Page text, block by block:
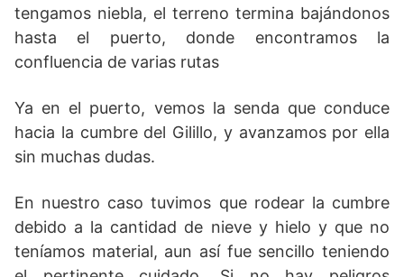
tengamos niebla, el terreno termina bajándonos
hasta el puerto, donde encontramos la
confluencia de varias rutas
Ya en el puerto, vemos la senda que conduce
hacia la cumbre del Gilillo, y avanzamos por ella
sin muchas dudas.
En nuestro caso tuvimos que rodear la cumbre
debido a la cantidad de nieve y hielo y que no
teníamos material, aun así fue sencillo teniendo